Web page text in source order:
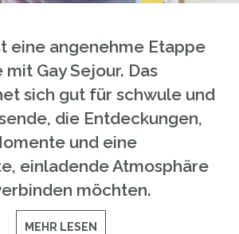
eine angenehme Etappe
Gay Sejour. Das
sich gut für schwule und
die Entdeckungen,
und eine
einladende Atmosphäre
möchten.
MEHR LESEN